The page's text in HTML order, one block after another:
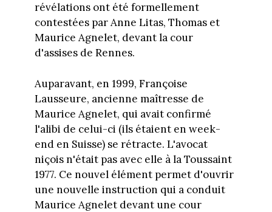
révélations ont été formellement
contestées par Anne Litas, Thomas et
Maurice Agnelet, devant la cour
d'assises de Rennes.
Auparavant, en 1999, Françoise
Lausseure, ancienne maîtresse de
Maurice Agnelet, qui avait confirmé
l'alibi de celui-ci (ils étaient en week-
end en Suisse) se rétracte. L'avocat
niçois n'était pas avec elle à la Toussaint
1977. Ce nouvel élément permet d'ouvrir
une nouvelle instruction qui a conduit
Maurice Agnelet devant une cour